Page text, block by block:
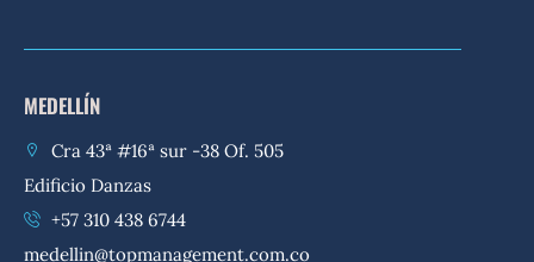
MEDELLÍN
Cra 43ª #16ª sur -38 Of. 505
Edificio Danzas
+57 310 438 6744
medellin@topmanagement.com.co